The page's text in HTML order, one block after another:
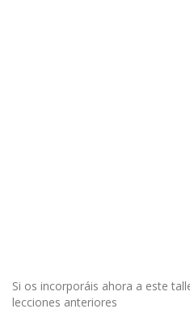
Si os incorporáis ahora a este
lecciones anteriores